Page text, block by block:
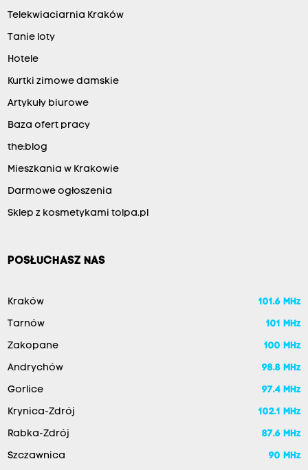
Telekwiaciarnia Kraków
Tanie loty
Hotele
Kurtki zimowe damskie
Artykuły biurowe
Baza ofert pracy
the:blog
Mieszkania w Krakowie
Darmowe ogłoszenia
Sklep z kosmetykami tolpa.pl
POSŁUCHASZ NAS
Kraków 101.6 MHz
Tarnów 101 MHz
Zakopane 100 MHz
Andrychów 98.8 MHz
Gorlice 97.4 MHz
Krynica-Zdrój 102.1 MHz
Rabka-Zdrój 87.6 MHz
Szczawnica 90 MHz